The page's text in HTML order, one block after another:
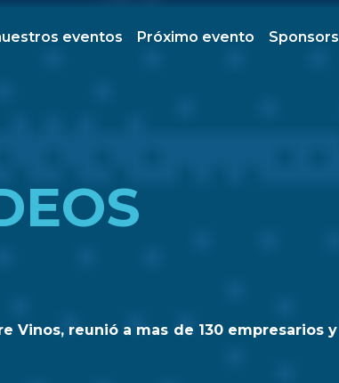
eventos Próximo evento Sponsors
Vinos, reunió a mas de 130 empresarios y